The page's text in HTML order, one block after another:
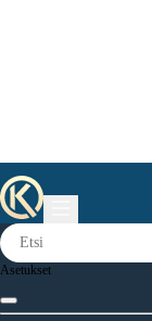
Asetukset